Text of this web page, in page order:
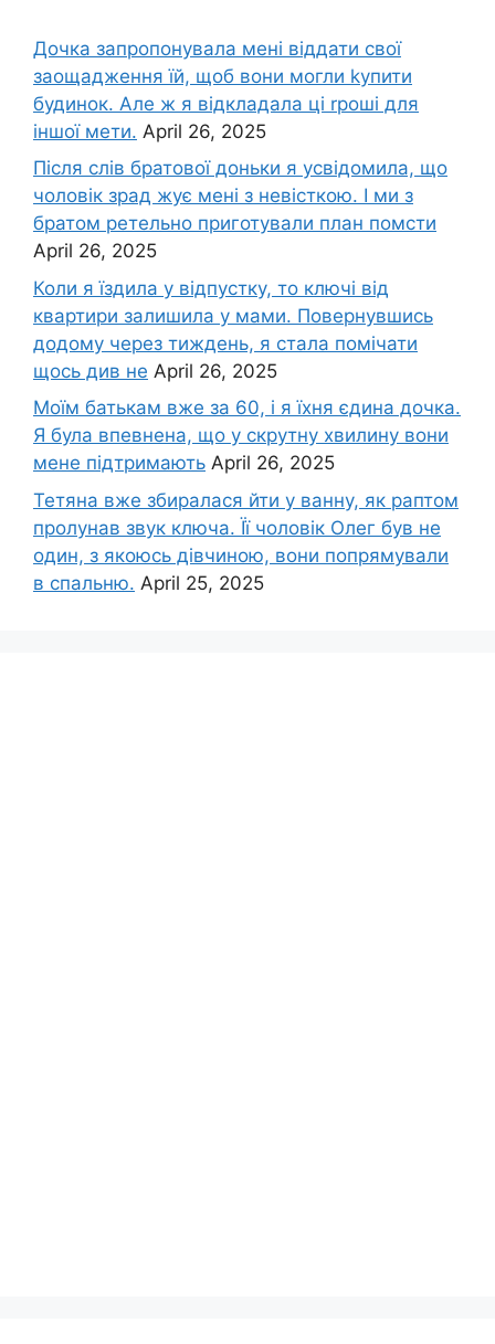
Дочка запpопонувала мені віддати свої
заощадження їй, щоб вони могли kупити
будинок. Але ж я відкладала ці rроші для
іншої мети. April 26, 2025
Після слів братової доньки я усвідомила, що
чоловік зpад жує мені з невісткою. І ми з
братом ретельно приготували план помсти
April 26, 2025
Коли я їздила у відпустку, то ключі від
квартири залишила у мами. Повернувшись
додому через тиждень, я стала помічати
щось див не April 26, 2025
Моїм батькам вже за 60, і я їхня єдина дочка.
Я була впевнена, що у скрутну хвилину вони
мене підтримають April 26, 2025
Тетяна вже збиралася йти у ванну, як раптом
пролунав звук ключа. Її чоловік Олег був не
один, з якоюсь дівчиною, вони попрямували
в спальню. April 25, 2025